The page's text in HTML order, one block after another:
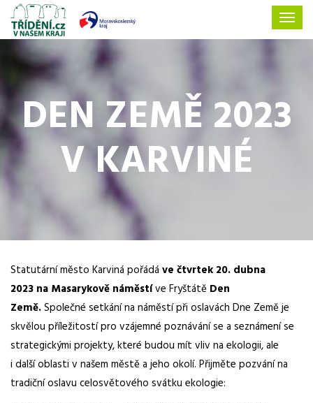
DEN ZEMĚ 2023
V KARVINÉ
Statutární město Karviná pořádá ve čtvrtek 20. dubna
2023 na Masarykově náměstíve Fryštátě Den
Země.Společné setkání na náměstí při oslavách Dne Země je
skvělou příležitostí pro vzájemné poznávání se a seznámení se
strategickými projekty, které budou mít vliv na ekologii, ale
i další oblasti v našem městě a jeho okolí. Přijměte pozvání na
tradiční oslavu celosvětového svátku ekologie: